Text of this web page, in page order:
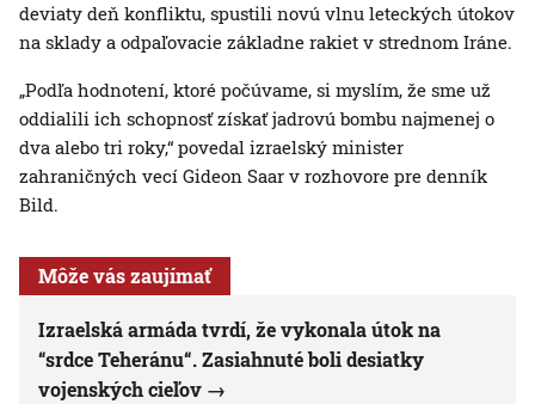
deviaty deň konfliktu, spustili novú vlnu leteckých útokov
na sklady a odpaľovacie základne rakiet v strednom Iráne.
„Podľa hodnotení, ktoré počúvame, si myslím, že sme už
oddialili ich schopnosť získať jadrovú bombu najmenej o
dva alebo tri roky,“ povedal izraelský minister
zahraničných vecí Gideon Saar v rozhovore pre denník
Bild.
Môže vás zaujímať
Izraelská armáda tvrdí, že vykonala útok na
“srdce Teheránu“. Zasiahnuté boli desiatky
vojenských cieľov